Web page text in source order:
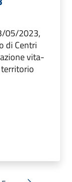
05/2023,
di Centri
vita-